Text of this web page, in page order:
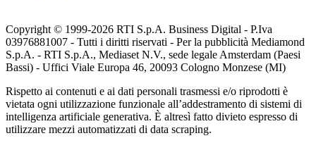
Copyright © 1999-2026 RTI S.p.A. Business Digital - P.Iva
03976881007 - Tutti i diritti riservati - Per la pubblicità Mediamond
S.p.A. - RTI S.p.A., Mediaset N.V., sede legale Amsterdam (Paesi
Bassi) - Uffici Viale Europa 46, 20093 Cologno Monzese (MI)
Rispetto ai contenuti e ai dati personali trasmessi e/o riprodotti è
vietata ogni utilizzazione funzionale all’addestramento di sistemi di
intelligenza artificiale generativa. È altresì fatto divieto espresso di
utilizzare mezzi automatizzati di data scraping.